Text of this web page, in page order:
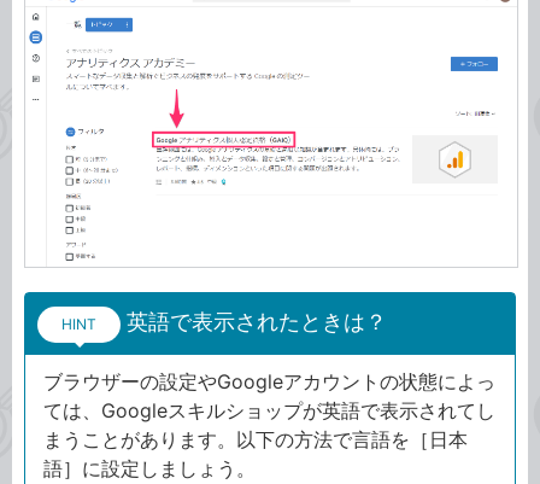
HINT 英語で表示されたときは？
ブラウザーの設定やGoogleアカウントの状態によっ
ては、Googleスキルショップが英語で表示されてし
まうことがあります。以下の方法で言語を［日本
語］に設定しましょう。